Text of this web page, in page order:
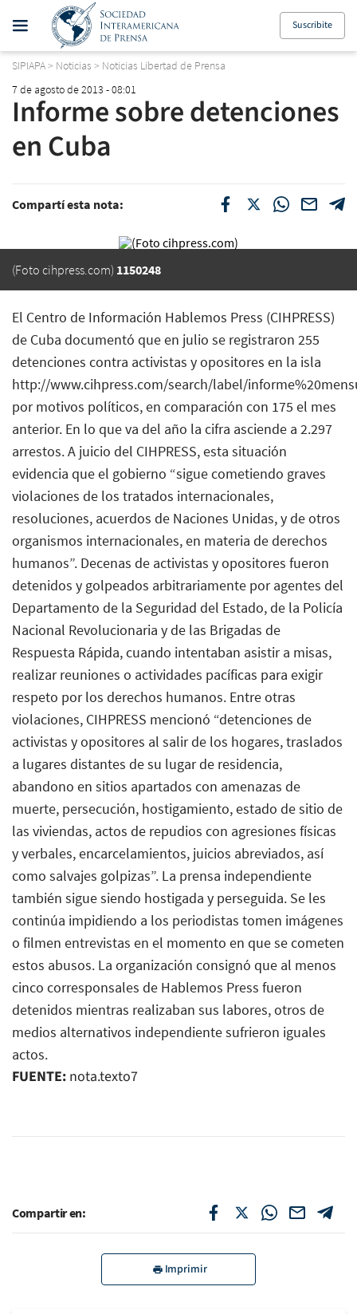
Suscribite
SIPIAPA> Noticias > Noticias Libertad de Prensa
7 de agosto de 2013 - 08:01
Informe sobre detenciones
en Cuba
Compartí esta nota:
(Foto cihpress.com) 1150248
El Centro de Información Hablemos Press (CIHPRESS)
de Cuba documentó que en julio se registraron 255
detenciones contra activistas y opositores en la isla
http://www.cihpress.com/search/label/
por motivos políticos, en comparación con 175 el mes
anterior. En lo que va del año la cifra asciende a 2.297
arrestos. A juicio del CIHPRESS, esta situación
evidencia que el gobierno “sigue cometiendo graves
violaciones de los tratados internacionales,
resoluciones, acuerdos de Naciones Unidas, y de otros
organismos internacionales, en materia de derechos
humanos”. Decenas de activistas y opositores fueron
detenidos y golpeados arbitrariamente por agentes del
Departamento de la Seguridad del Estado, de la Policía
Nacional Revolucionaria y de las Brigadas de
Respuesta Rápida, cuando intentaban asistir a misas,
realizar reuniones o actividades pacíficas para exigir
respeto por los derechos humanos. Entre otras
violaciones, CIHPRESS mencionó “detenciones de
activistas y opositores al salir de los hogares, traslados
a lugares distantes de su lugar de residencia,
abandono en sitios apartados con amenazas de
muerte, persecución, hostigamiento, estado de sitio de
las viviendas, actos de repudios con agresiones físicas
y verbales, encarcelamientos, juicios abreviados, así
como salvajes golpizas”. La prensa independiente
también sigue siendo hostigada y perseguida. Se les
continúa impidiendo a los periodistas tomen imágenes
o filmen entrevistas en el momento en que se cometen
estos abusos. La organización consignó que al menos
cinco corresponsales de Hablemos Press fueron
detenidos mientras realizaban sus labores, otros de
medios alternativos independiente sufrieron iguales
actos.
FUENTE: nota.texto7
Compartir en:
Imprimir